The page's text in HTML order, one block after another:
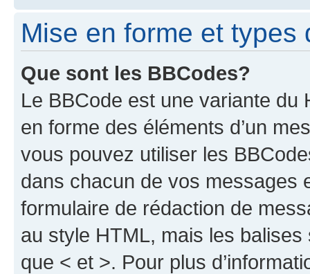
Mise en forme et types
Que sont les BBCodes?
Le BBCode est une variante du
en forme des éléments d’un
vous pouvez utiliser les
dans chacun de vos messages
formulaire de rédaction de
au style HTML, mais les
que < et >. Pour plus